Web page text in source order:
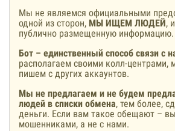
Мы не являемся официальными
одной из сторон, МЫ ИЩЕМ ЛЮДЕЙ,
публично размещенную информацию.
Бот – единственный способ связи с
располагаем своими колл-центрами,
пишем с других аккаунтов.
Мы не предлагаем и не будем
людей в списки обмена, тем более,
деньги. Если вам такое обещают –
мошенниками, а не с нами.